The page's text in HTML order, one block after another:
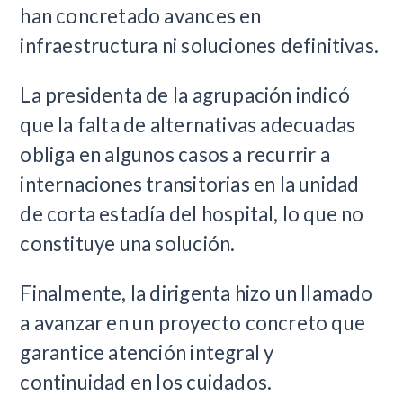
han concretado avances en
infraestructura ni soluciones definitivas.
La presidenta de la agrupación indicó
que la falta de alternativas adecuadas
obliga en algunos casos a recurrir a
internaciones transitorias en la unidad
de corta estadía del hospital, lo que no
constituye una solución.
Finalmente, la dirigenta hizo un llamado
a avanzar en un proyecto concreto que
garantice atención integral y
continuidad en los cuidados.